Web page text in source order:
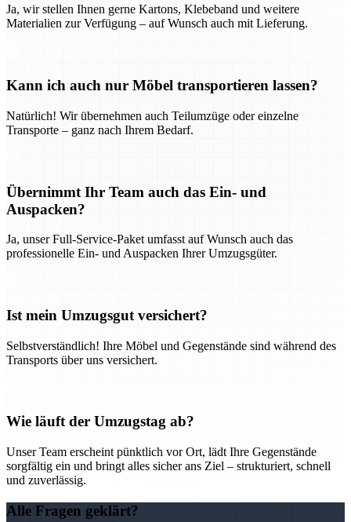
Ja, wir stellen Ihnen gerne Kartons, Klebeband und weitere
Materialien zur Verfügung – auf Wunsch auch mit Lieferung.
Kann ich auch nur Möbel transportieren lassen?
Natürlich! Wir übernehmen auch Teilumzüge oder einzelne
Transporte – ganz nach Ihrem Bedarf.
Übernimmt Ihr Team auch das Ein- und
Auspacken?
Ja, unser Full-Service-Paket umfasst auf Wunsch auch das
professionelle Ein- und Auspacken Ihrer Umzugsgüter.
Ist mein Umzugsgut versichert?
Selbstverständlich! Ihre Möbel und Gegenstände sind während des
Transports über uns versichert.
Wie läuft der Umzugstag ab?
Unser Team erscheint pünktlich vor Ort, lädt Ihre Gegenstände
sorgfältig ein und bringt alles sicher ans Ziel – strukturiert, schnell
und zuverlässig.
Alle Fragen geklärt?